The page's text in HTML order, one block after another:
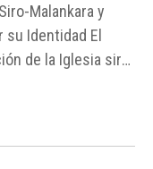
Malankara y
su Identidad El
de la Iglesia siro-
el Papa pidió